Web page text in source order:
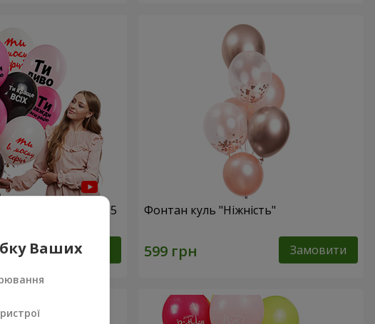
для неї "Ти диво!" - 5
Замовити
Фонтан куль "Ніжність"
Замовити
Ваших